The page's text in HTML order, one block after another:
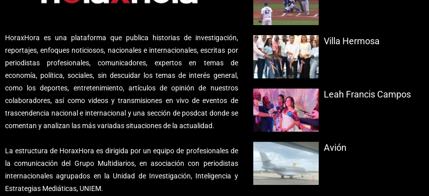
HoraxHora es una plataforma que publica historias de investigación,
reportajes, enfoques noticiosos, nacionales e internacionales, escritas por
periodistas profesionales, comunicadores, expertos en temas de
economía, política, sociales, sin descuidar los temas de interés general,
como los deportes, entretenimiento, artículos de opinión de nuestros
colaboradores, así como videos y transmisiones en vivo de eventos de
trascendencia nacional e internacional y una sección de posdcat donde se
comentan y analizan las más variadas situaciones de la actualidad.
La estructura de HoraxHora es dirigida por un equipo de profesionales de
la comunicación del Grupo Multidiarios, en asociación con periodistas
internacionales agrupados en la Unidad de Investigación, Inteligencia y
Estrategias Mediáticas, UNIEM.
Villa Hermosa
Leah Francis Campos
Avión